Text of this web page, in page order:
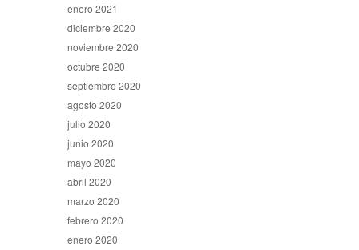
enero 2021
diciembre 2020
noviembre 2020
octubre 2020
septiembre 2020
agosto 2020
julio 2020
junio 2020
mayo 2020
abril 2020
marzo 2020
febrero 2020
enero 2020